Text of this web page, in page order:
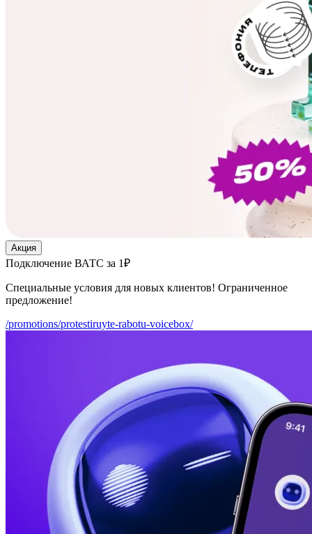
Акция
Подключение ВАТС за 1₽
Специальные условия для новых клиентов! Ограниченное
предложение!
/promotions/protestiruyte-rabotu-voicebox/